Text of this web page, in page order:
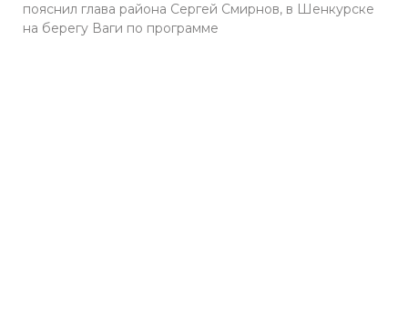
пояснил глава района Сергей Смирнов, в Шенкурске
на берегу Ваги по программе